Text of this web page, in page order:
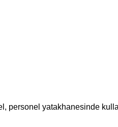
personel yatakhanesinde